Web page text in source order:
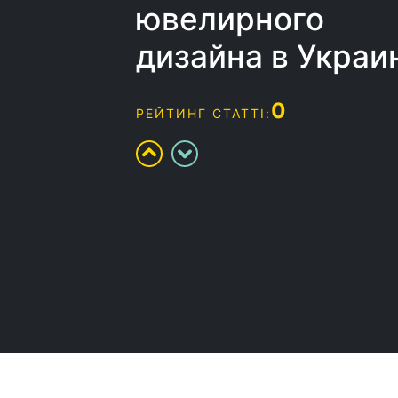
ювелирного
дизайна в
РЕЙТИНГ СТАТТІ: 0